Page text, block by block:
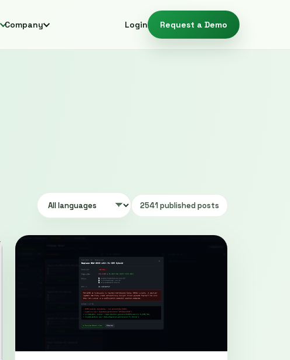
Company Login Request a Demo
2541 published posts